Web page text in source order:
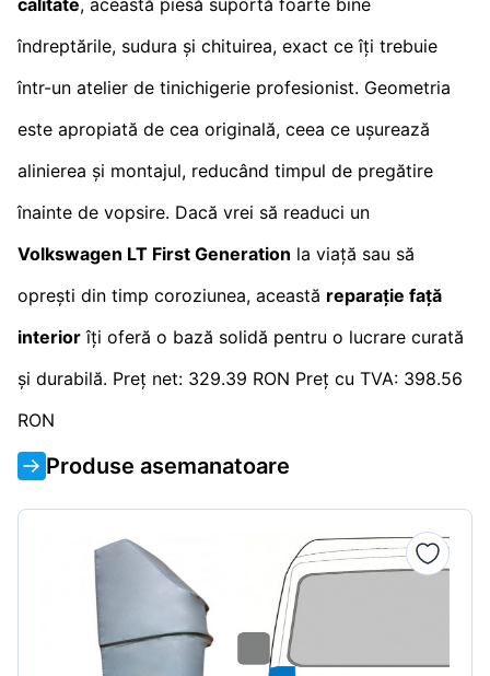
îndreptările, sudura și chituirea, exact ce îți trebuie
într-un atelier de tinichigerie profesionist. Geometria
este apropiată de cea originală, ceea ce ușurează
alinierea și montajul, reducând timpul de pregătire
înainte de vopsire. Dacă vrei să readuci un
Volkswagen LT First Generation la viață sau să
oprești din timp coroziunea, această reparație față
interior îți oferă o bază solidă pentru o lucrare curată
și durabilă. Preț net: 329.39 RON Preț cu TVA: 398.56
RON
Produse asemanatoare